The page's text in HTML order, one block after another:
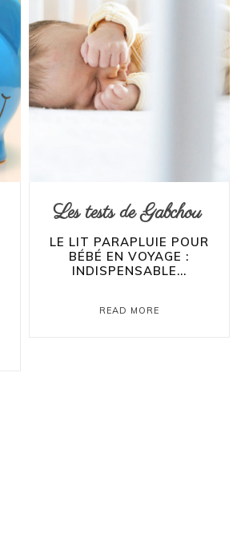
Les tests de Gabchou
LE LIT PARAPLUIE POUR
BÉBÉ EN VOYAGE :
INDISPENSABLE...
READ MORE